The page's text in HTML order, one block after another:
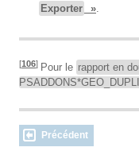
Exporter
»
[106] Pour le rapport en
Précédent